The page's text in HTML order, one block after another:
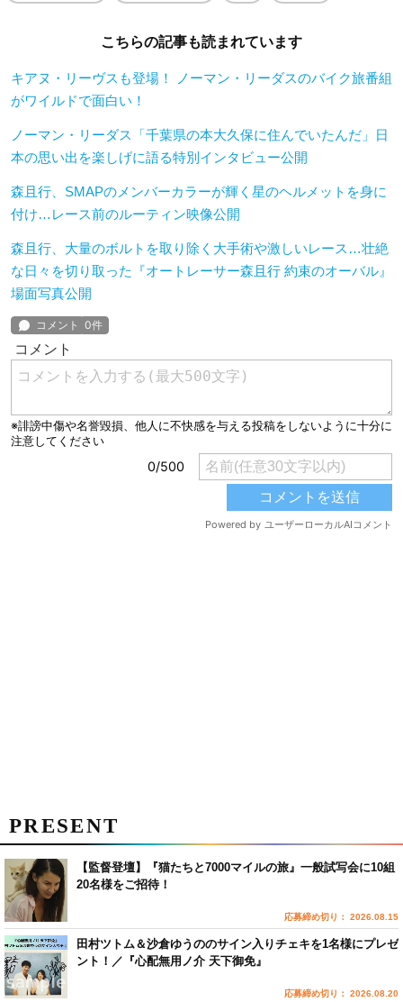
こちらの記事も読まれています
キアヌ・リーヴスも登場！ ノーマン・リーダスのバイク旅番組
がワイルドで面白い！
ノーマン・リーダス「千葉県の本大久保に住んでいたんだ」日
本の思い出を楽しげに語る特別インタビュー公開
森且行、SMAPのメンバーカラーが輝く星のヘルメットを身に
付け…レース前のルーティン映像公開
森且行、大量のボルトを取り除く大手術や激しいレース…壮絶
な日々を切り取った『オートレーサー森且行 約束のオーバル』
場面写真公開
PRESENT
【監督登壇】『猫たちと7000マイルの旅』一般試写会に10組
20名様をご招待！
応募締め切り： 2026.08.15
田村ツトム＆沙倉ゆうののサイン入りチェキを1名様にプレゼ
ント！／『心配無用ノ介 天下御免』
応募締め切り： 2026.08.20